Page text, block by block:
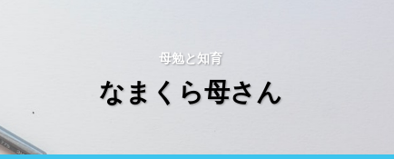
母勉と知育
なまくら母さん